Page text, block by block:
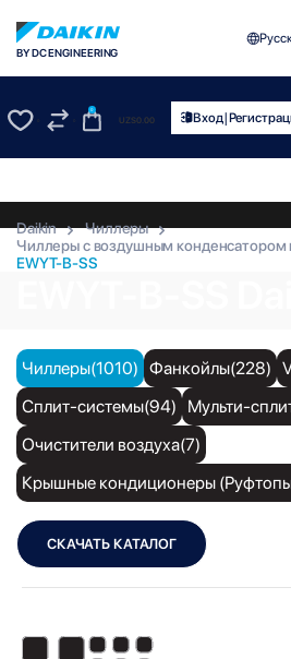
BY DC ENGINEERING
0
UZS0.00 Вход|
Daikin
Чиллеры
Чиллеры с воздушным конденсатором
EWYT-B-SS
Чиллеры(1010) Фанкойлы(228)
Сплит-системы(94)
Мульти-
Очистители воздуха(7)
Крышные кондиционеры
СКАЧАТЬ КАТАЛОГ